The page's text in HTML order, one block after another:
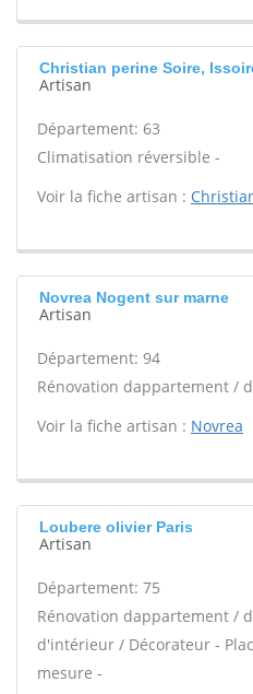
Christian perine Soire,
Artisan
Département: 63
Climatisation réversible -
Voir la fiche artisan :
Novrea Nogent sur marne
Artisan
Département: 94
Rénovation dappartement /
Voir la fiche artisan : Novrea
Loubere olivier Paris
Artisan
Département: 75
Rénovation dappartement /
d'intérieur / Décorateur -
mesure -